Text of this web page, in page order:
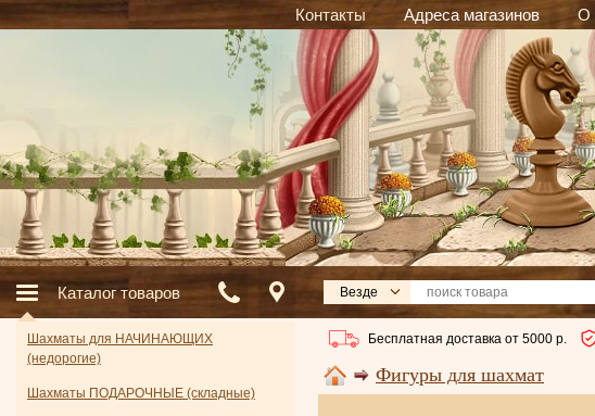
Контакты Адреса магазинов О
Каталог товаров Везде
Бесплатная доставка от 5000 р.
Фигуры для шахмат
Шахматы для НАЧИНАЮЩИХ
(недорогие)
Шахматы ПОДАРОЧНЫЕ (складные)